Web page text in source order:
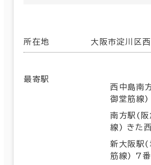
所在地 大阪市淀川区
最寄駅
西中島南
御堂筋線
南方駅(阪
線) きた
新大阪駅(
筋線) 7